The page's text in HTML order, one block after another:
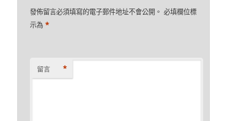
發佈留言必須填寫的電子郵件地址不會公開。 必填欄位標
示為 *
留言 *